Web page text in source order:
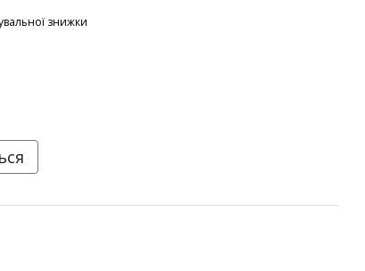
знижки